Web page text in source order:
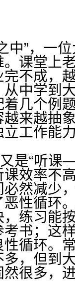
中”，一
课堂上
不成，
中学到
几个例
来越抽
工作能
是“听课
效率不
然减少
性循环
练习能
书；这
循环。
，但到
很多，